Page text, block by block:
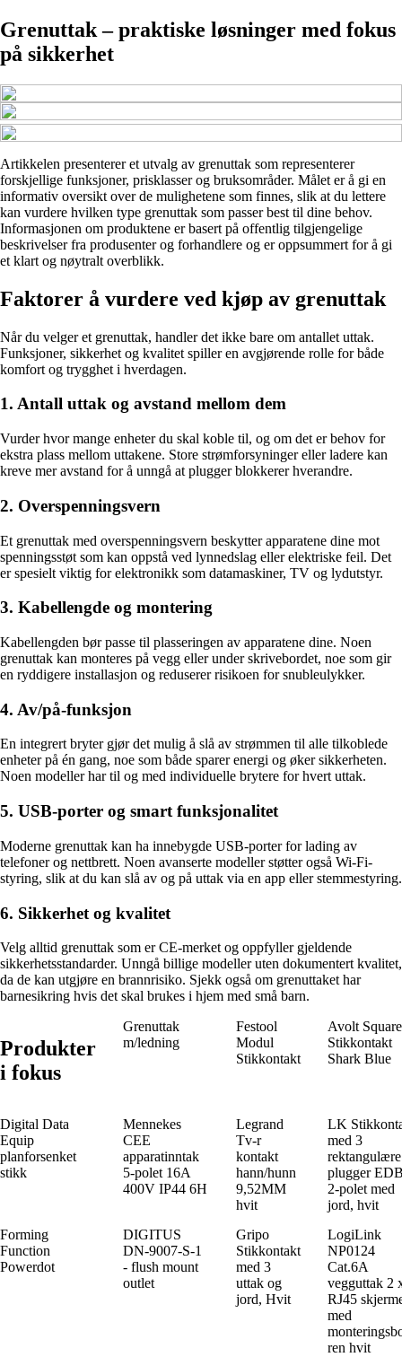
Grenuttak – praktiske løsninger med fokus
på sikkerhet
Artikkelen presenterer et utvalg av grenuttak som representerer
forskjellige funksjoner, prisklasser og bruksområder. Målet er å gi en
informativ oversikt over de mulighetene som finnes, slik at du lettere
kan vurdere hvilken type grenuttak som passer best til dine behov.
Informasjonen om produktene er basert på offentlig tilgjengelige
beskrivelser fra produsenter og forhandlere og er oppsummert for å gi
et klart og nøytralt overblikk.
Faktorer å vurdere ved kjøp av grenuttak
Når du velger et grenuttak, handler det ikke bare om antallet uttak.
Funksjoner, sikkerhet og kvalitet spiller en avgjørende rolle for både
komfort og trygghet i hverdagen.
1. Antall uttak og avstand mellom dem
Vurder hvor mange enheter du skal koble til, og om det er behov for
ekstra plass mellom uttakene. Store strømforsyninger eller ladere kan
kreve mer avstand for å unngå at plugger blokkerer hverandre.
2. Overspenningsvern
Et grenuttak med overspenningsvern beskytter apparatene dine mot
spenningsstøt som kan oppstå ved lynnedslag eller elektriske feil. Det
er spesielt viktig for elektronikk som datamaskiner, TV og lydutstyr.
3. Kabellengde og montering
Kabellengden bør passe til plasseringen av apparatene dine. Noen
grenuttak kan monteres på vegg eller under skrivebordet, noe som gir
en ryddigere installasjon og reduserer risikoen for snubleulykker.
4. Av/på-funksjon
En integrert bryter gjør det mulig å slå av strømmen til alle tilkoblede
enheter på én gang, noe som både sparer energi og øker sikkerheten.
Noen modeller har til og med individuelle brytere for hvert uttak.
5. USB-porter og smart funksjonalitet
Moderne grenuttak kan ha innebygde USB-porter for lading av
telefoner og nettbrett. Noen avanserte modeller støtter også Wi-Fi-
styring, slik at du kan slå av og på uttak via en app eller stemmestyring.
6. Sikkerhet og kvalitet
Velg alltid grenuttak som er CE-merket og oppfyller gjeldende
sikkerhetsstandarder. Unngå billige modeller uten dokumentert kvalitet,
da de kan utgjøre en brannrisiko. Sjekk også om grenuttaket har
barnesikring hvis det skal brukes i hjem med små barn.
Produkter
i fokus
Grenuttak
m/ledning
Festool
Modul
Stikkontakt
Avolt
Stikkontakt
Shark Blue
Digital Data
Equip
planforsenket
stikk
Mennekes
CEE
apparatinntak
5-polet 16A
400V IP44 6H
Legrand
Tv-r
kontakt
hann/hunn
9,52MM
hvit
LK
med 3
rektangulære
plugger
2-polet med
jord, hvit
Forming
Function
Powerdot
DIGITUS
DN-9007-S-1
- flush mount
outlet
Gripo
Stikkontakt
med 3
uttak og
jord, Hvit
LogiLink
NP0124
Cat.6A
vegguttak 2
RJ45
med
ren hvit